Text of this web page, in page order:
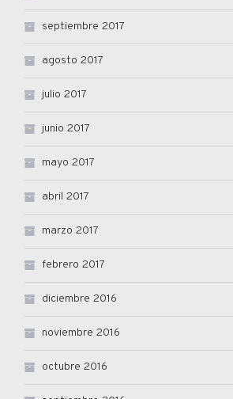
septiembre 2017
agosto 2017
julio 2017
junio 2017
mayo 2017
abril 2017
marzo 2017
febrero 2017
diciembre 2016
noviembre 2016
octubre 2016